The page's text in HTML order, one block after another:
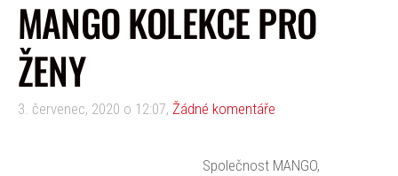
MANGO KOLEKCE PRO
ŽENY
3. červenec, 2020 o 12:07, Žádné komentáře
Společnost MANGO,